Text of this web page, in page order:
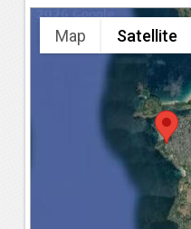
Map Satellite